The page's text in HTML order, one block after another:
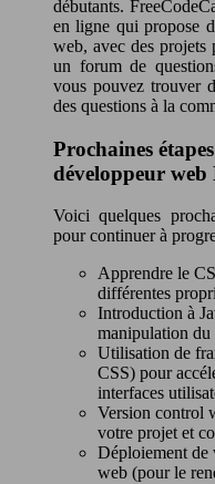
débutants.
en ligne qui propose
web, avec des projets
un forum de
vous pouvez trouver
des questions à la
Prochaines
développeur
Voici quelques
pour continuer à
Apprendre le
différentes
Introduction à
manipulation
Utilisation de
CSS) pour
interfaces
Version control
votre projet et
Déploiement
web (pour le